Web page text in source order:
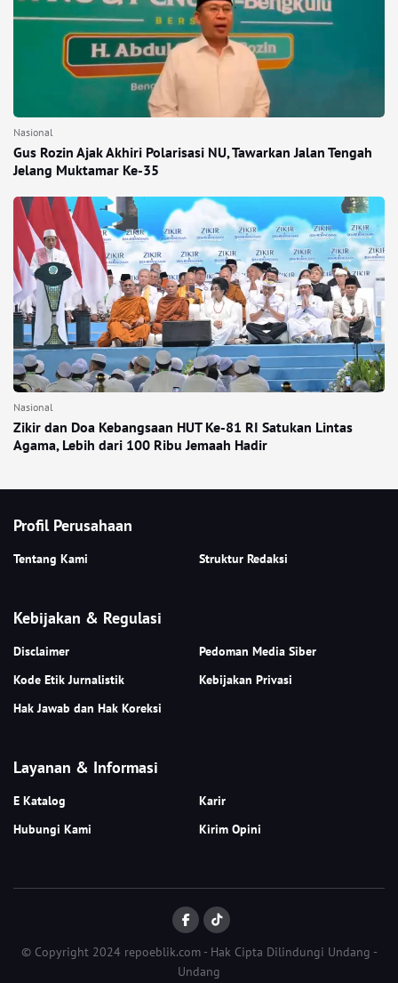
Nasional
Gus Rozin Ajak Akhiri Polarisasi NU, Tawarkan Jalan Tengah
Jelang Muktamar Ke-35
Nasional
Zikir dan Doa Kebangsaan HUT Ke-81 RI Satukan Lintas
Agama, Lebih dari 100 Ribu Jemaah Hadir
Profil Perusahaan
Tentang Kami Struktur Redaksi
Kebijakan & Regulasi
Disclaimer
Pedoman Media Siber
Kode Etik Jurnalistik
Kebijakan Privasi
Hak Jawab dan Hak Koreksi
Layanan & Informasi
E Katalog
Karir
Hubungi Kami
Kirim Opini
© Copyright 2024 repoeblik.com - Hak Cipta Dilindungi Undang -
Undang